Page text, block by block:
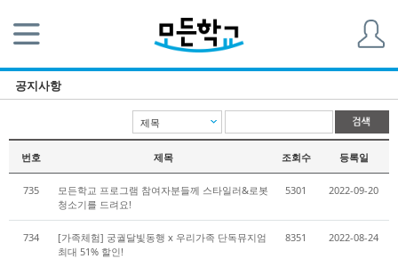
공지사항
제목
번호 제목 조회수 등록일
735
모든학교 프로그램 참여자분들께 스타일러&로봇
청소기를 드려요!
5301 2022-09-20
734
[가족체험] 궁궐달빛동행 x 우리가족 단독뮤지엄
최대 51% 할인!
8351 2022-08-24